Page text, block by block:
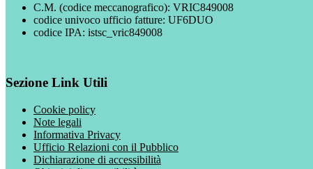
C.M. (codice meccanografico): VRIC849008
codice univoco ufficio fatture: UF6DUO
codice IPA: istsc_vric849008
Sezione Link Utili
Cookie policy
Note legali
Informativa Privacy
Ufficio Relazioni con il Pubblico
Dichiarazione di accessibilità